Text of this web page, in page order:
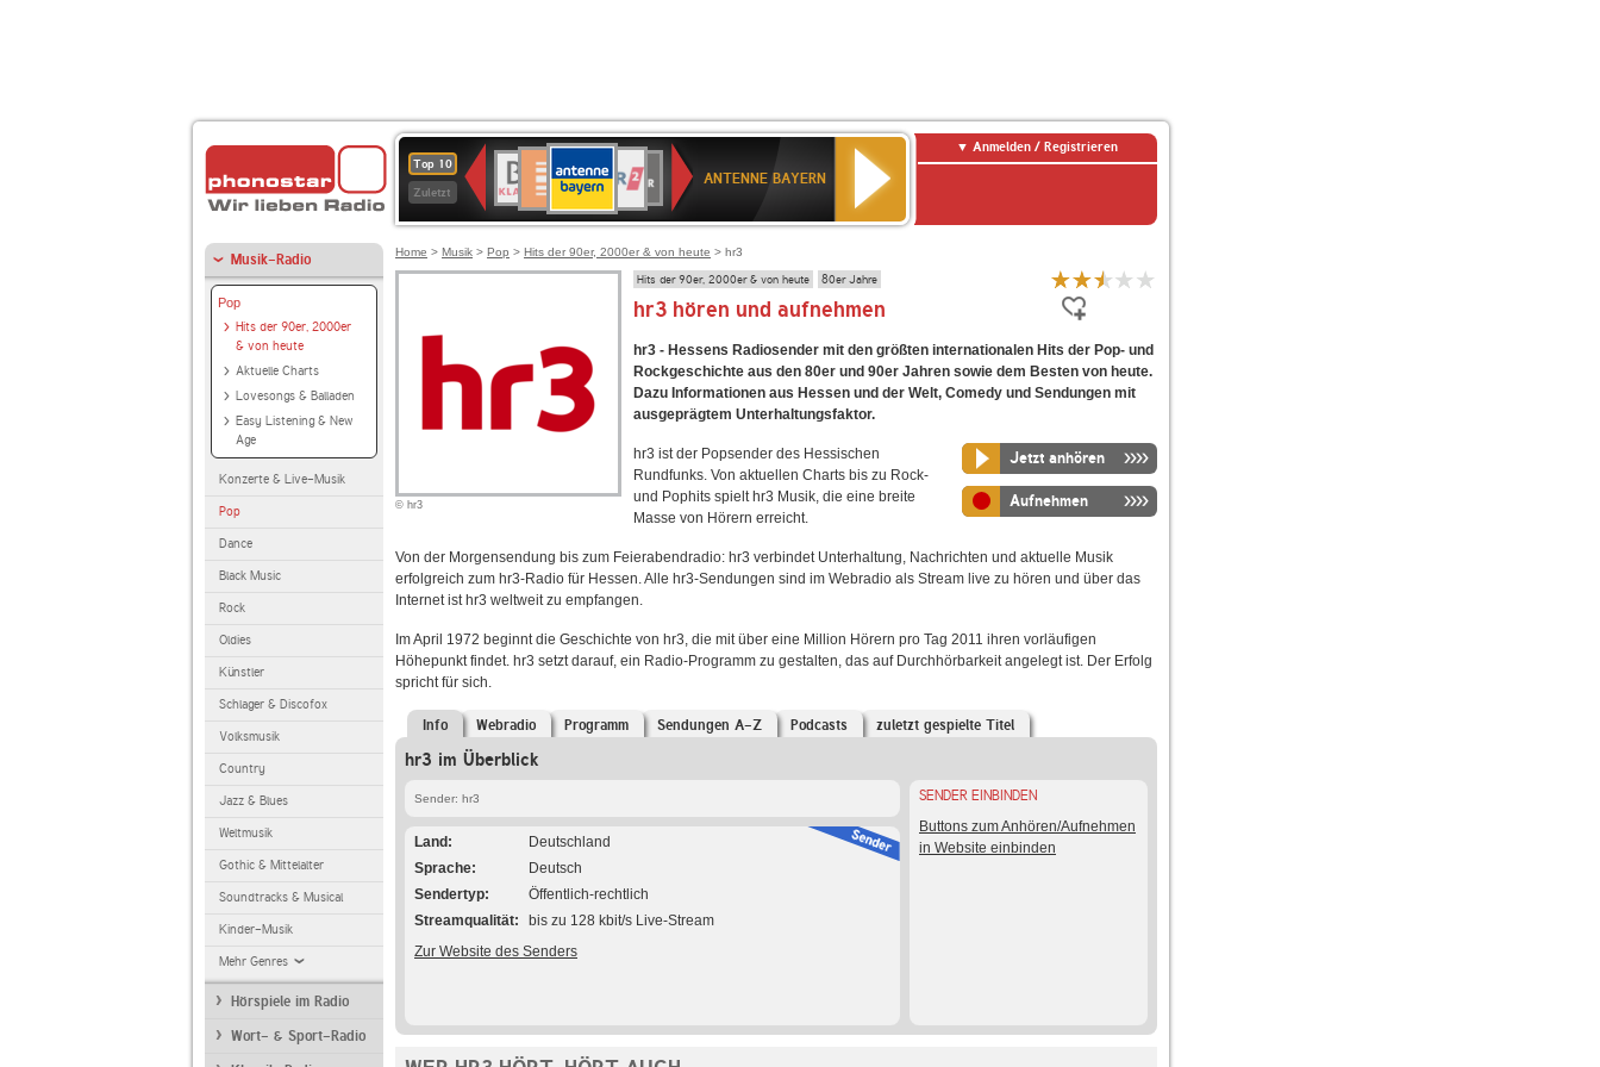
Top 10
Zuletzt
Deutschlandfunk
80er
90er
OLDIE
ANTENNE
SWR3
WDR
4
BR-
KLASSIK
Deutschlandfunk
KulturBAYERN
2
SWR
Kultur
NDR
2
ANTENNE BAYERN
Anmelden / Registrieren
Musik-Radio
Pop
Hits der 90er, 2000er
& von heute
Aktuelle Charts
Lovesongs & Balladen
Easy Listening & New
Age
Konzerte & Live-Musik
Pop
Dance
Black Music
Rock
Oldies
Künstler
Schlager & Discofox
Volksmusik
Country
Jazz & Blues
Weltmusik
Gothic & Mittelalter
Soundtracks & Musical
Kinder-Musik
Mehr Genres
Hörspiele im Radio
Wort- & Sport-Radio
Home > Musik > Pop > Hits der 90er, 2000er & von heute > hr3
© hr3
Hits der 90er, 2000er & von heute 80er Jahre
hr3 hören und aufnehmen
hr3 - Hessens Radiosender mit den größten internationalen Hits der Pop- und
Rockgeschichte aus den 80er und 90er Jahren sowie dem Besten von heute.
Dazu Informationen aus Hessen und der Welt, Comedy und Sendungen mit
ausgeprägtem Unterhaltungsfaktor.
Jetzt anhören
Aufnehmen
hr3 ist der Popsender des Hessischen
Rundfunks. Von aktuellen Charts bis zu Rock-
und Pophits spielt hr3 Musik, die eine breite
Masse von Hörern erreicht.
Von der Morgensendung bis zum Feierabendradio: hr3 verbindet Unterhaltung, Nachrichten und aktuelle Musik
erfolgreich zum hr3-Radio für Hessen. Alle hr3-Sendungen sind im Webradio als Stream live zu hören und über das
Internet ist hr3 weltweit zu empfangen.
Im April 1972 beginnt die Geschichte von hr3, die mit über eine Million Hörern pro Tag 2011 ihren vorläufigen
Höhepunkt findet. hr3 setzt darauf, ein Radio-Programm zu gestalten, das auf Durchhörbarkeit angelegt ist. Der Erfolg
spricht für sich.
Info Webradio Programm Sendungen A-Z Podcasts zuletzt gespielte Titel
hr3 im Überblick
Sender: hr3
Land
Deutschland
Sprache
Deutsch
Sendertyp
Öffentlich-rechtlich
Streamqualität
bis zu 128 kbit/s Live-Stream
Zur Website des Senders
SENDER EINBINDEN
Buttons zum Anhören/Aufnehmen
in Website einbinden